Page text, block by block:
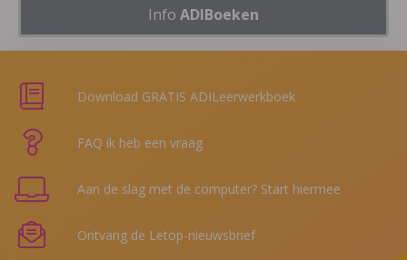
Info ADIBoeken
Download GRATIS ADILeerwerkboek
FAQ ik heb een vraag
Aan de slag met de computer? Start hiermee
Ontvang de Letop-nieuwsbrief